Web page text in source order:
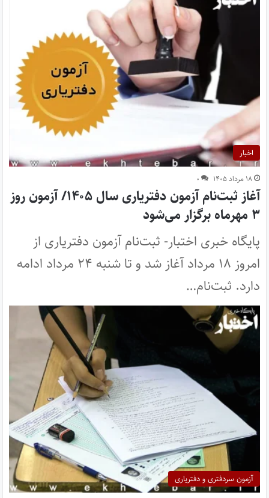
اخبار
۱۸ مرداد ۱۴۰۵ ۰
آغاز ثبت‌نام آزمون دفتریاری سال ۱۴۰۵/ آزمون روز
۳ مهرماه برگزار می‌شود
پایگاه خبری اختبار- ثبت‌نام آزمون دفتریاری از
امروز ۱۸ مرداد آغاز شد و تا شنبه ۲۴ مرداد ادامه
دارد. ثبت‌نام…
آزمون سردفتری و دفتریاری